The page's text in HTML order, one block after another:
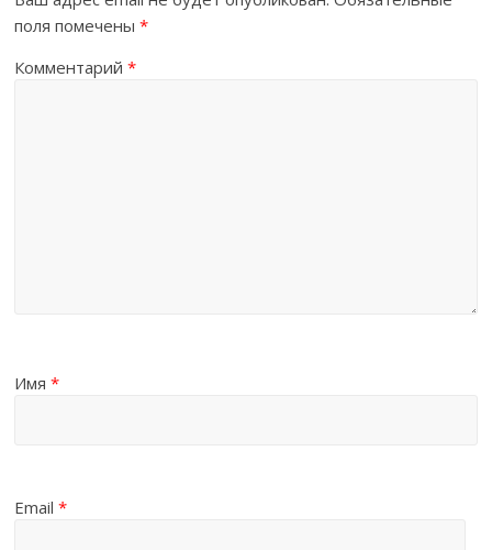
поля помечены*
Комментарий*
Имя*
Email*